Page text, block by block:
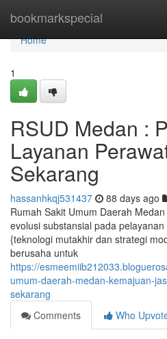
bookmarkspecial
Home
Home
1
RSUD Medan :
Layanan
Sekarang
hassanhkqj531437 88 days ago
Rumah Sakit Umum Daerah
evolusi substansial pada
{teknologi mutakhir dan strategi
berusaha untuk
https://
umum-daerah-medan-kemajuan-
sekarang
Comments
Who